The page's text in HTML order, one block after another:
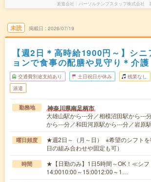
派遣会社 パーソルテンプスタッフ株式会社
未読 掲載日 2026/07/19
【週2日＊高時給1900円～】シ
ョンで食事の配膳や見守り＊介護
交通費別途支給あり 土日祝日が休み 残業なし
派遣
勤務地 神奈川県南足柄市
大雄山駅から---分／相模沼田駅から---
から---分／和田河原駅から---分／岩原
曜日頻度
★週2日～（月～日） ※希望のシフト
日の組み合わせや固定も可）
時間
★【日勤のみ】1日5時間～OK！≪シ
14:0010:00～15:0012:00～1…